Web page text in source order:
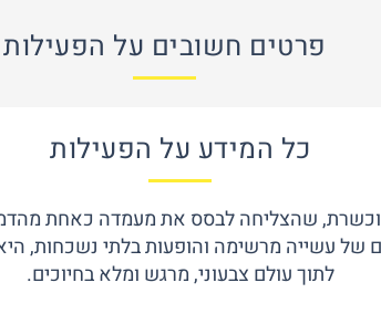
פרטים חשובים על הפעילות
כל המידע על הפעילות
שהצליחה לבסס את מעמדה כאחת
של עשייה מרשימה והופעות בלתי נשכחות,
לתוך עולם צבעוני, מרגש ומלא בחיוכים.